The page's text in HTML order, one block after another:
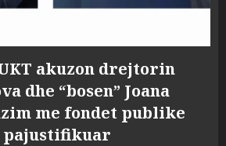
akuzon drejtorin
dhe “bosen” Joana
me fondet publike
pajustifikuar